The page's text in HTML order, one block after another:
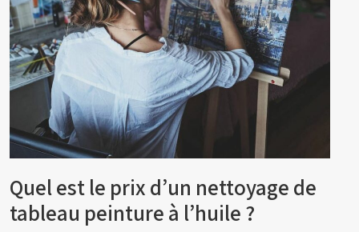
Quel est le prix d’un nettoyage de
tableau peinture à l’huile ?